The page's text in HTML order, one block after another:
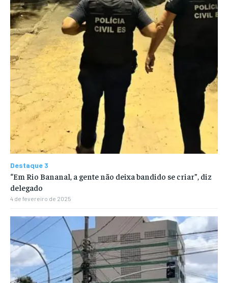
Destaque 3
“Em Rio Bananal, a gente não deixa bandido se criar”, diz
delegado
4 de fevereiro de 2025